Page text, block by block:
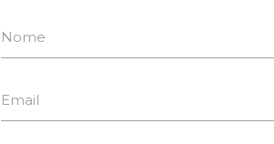
Nome
Email